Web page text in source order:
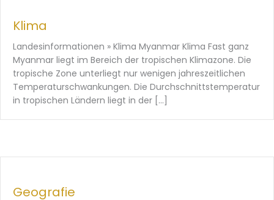
Klima
Landesinformationen » Klima Myanmar Klima Fast ganz
Myanmar liegt im Bereich der tropischen Klimazone. Die
tropische Zone unterliegt nur wenigen jahreszeitlichen
Temperaturschwankungen. Die Durchschnittstemperatur
in tropischen Ländern liegt in der […]
Geografie